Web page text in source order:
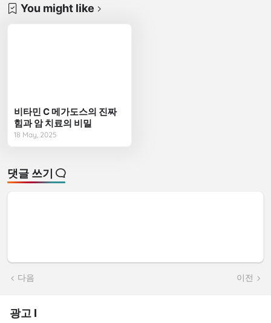
You might like
비타민 C 메가도스의 진짜
힘과 암 치료의 비밀
18 May, 2025
댓글 쓰기
다음 이전
광고 I